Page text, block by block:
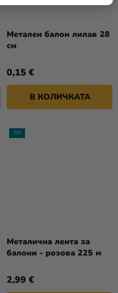
Метален балон лилав 28
см
0,15 €
В КОЛИЧКАТА
TIP
Металична лента за
балони - розова 225 м
2,99 €